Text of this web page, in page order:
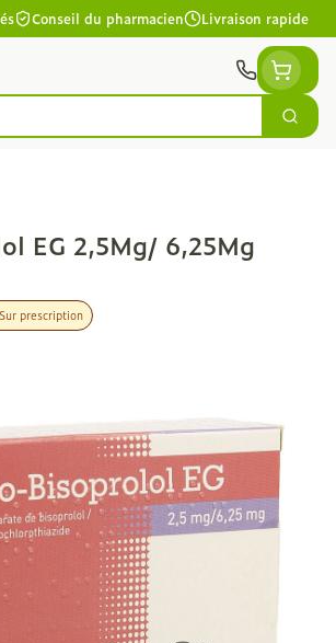
Conseil du pharmacien Livraison rapide
EG 2,5Mg/ 6,25Mg
Sur prescription